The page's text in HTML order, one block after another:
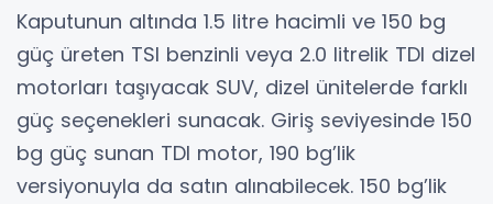
Kaputunun altında 1.5 litre hacimli ve 150 bg
güç üreten TSI benzinli veya 2.0 litrelik TDI dizel
motorları taşıyacak SUV, dizel ünitelerde farklı
güç seçenekleri sunacak. Giriş seviyesinde 150
bg güç sunan TDI motor, 190 bg’lik
versiyonuyla da satın alınabilecek. 150 bg’lik